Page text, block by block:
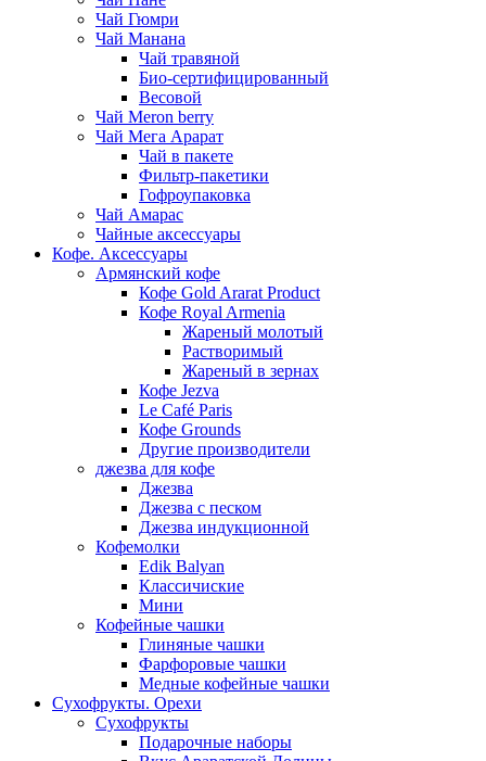
Чай Гюмри
Чай Манана
Чай травяной
Био-сертифицированный
Весовой
Чай Meron berry
Чай Мега Арарат
Чай в пакете
Фильтр-пакетики
Гофроупаковка
Чай Амарас
Чайные аксессуары
Кофе. Аксессуары
Армянский кофе
Кофе Gold Ararat Product
Кофе Royal Armenia
Жареный молотый
Растворимый
Жареный в зернах
Кофе Jezva
Le Café Paris
Кофе Grounds
Другие производители
джезва для кофе
Джезва
Джезва с песком
Джезва индукционной
Кофемолки
Edik Balyan
Классичиские
Мини
Кофейные чашки
Глиняные чашки
Фарфоровые чашки
Медные кофейные чашки
Сухофрукты. Орехи
Сухофрукты
Подарочные наборы